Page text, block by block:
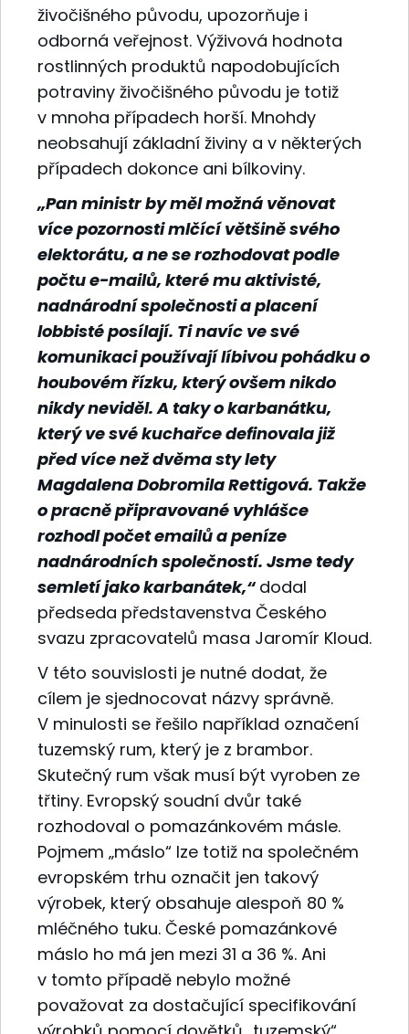
živočišného původu, upozorňuje i
odborná veřejnost. Výživová hodnota
rostlinných produktů napodobujících
potraviny živočišného původu je totiž
v mnoha případech horší. Mnohdy
neobsahují základní živiny a v některých
případech dokonce ani bílkoviny.
„Pan ministr by měl možná věnovat
více pozornosti mlčící většině svého
elektorátu, a ne se rozhodovat podle
počtu e-mailů, které mu aktivisté,
nadnárodní společnosti a placení
lobbisté posílají. Ti navíc ve své
komunikaci používají líbivou pohádku o
houbovém řízku, který ovšem nikdo
nikdy neviděl. A taky o karbanátku,
který ve své kuchařce definovala již
před více než dvěma sty lety
Magdalena Dobromila Rettigová. Takže
o pracně připravované vyhlášce
rozhodl počet emailů a peníze
nadnárodních společností. Jsme tedy
semletí jako karbanátek,“ dodal
předseda představenstva Českého
svazu zpracovatelů masa Jaromír Kloud.
V této souvislosti je nutné dodat, že
cílem je sjednocovat názvy správně.
V minulosti se řešilo například označení
tuzemský rum, který je z brambor.
Skutečný rum však musí být vyroben ze
třtiny. Evropský soudní dvůr také
rozhodoval o pomazánkovém másle.
Pojmem „máslo“ lze totiž na společném
evropském trhu označit jen takový
výrobek, který obsahuje alespoň 80 %
mléčného tuku. České pomazánkové
máslo ho má jen mezi 31 a 36 %. Ani
v tomto případě nebylo možné
považovat za dostačující specifikování